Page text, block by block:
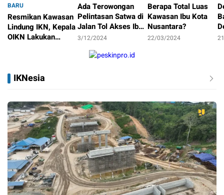
BARU
Resmikan Kawasan
Lindung IKN, Kepala
OIKN Lakukan
Ada Terowongan
Pelintasan Satwa di
Jalan Tol Akses Ibu
Kota Nusantara
3/12/2024
Berapa Total Luas
Kawasan Ibu Kota
Nusantara?
22/03/2024
IKNesia